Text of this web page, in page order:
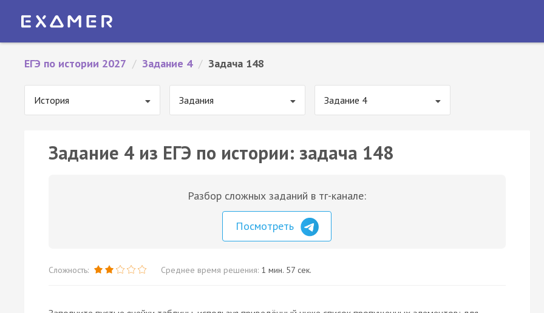
ЕГЭ по истории 2027 / Задание 4 / Задача 148
История Задания Задание 4
Задание 4 из ЕГЭ по истории: задача 148
Разбор сложных заданий в тг-канале:
Посмотреть
Сложность: Среднее время решения: 1 мин. 57 сек.